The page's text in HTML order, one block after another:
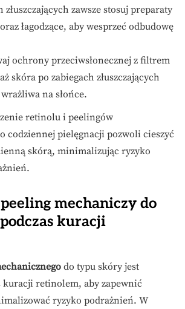
złuszczających zawsze stosuj preparaty
łagodzące, aby wesprzeć odbudowę
ochrony przeciwsłonecznej z filtrem
skóra po zabiegach złuszczających
na słońce.
retinolu i peelingów
codziennej pielęgnacji pozwoli cieszyć
skórą, minimalizując ryzyko
mechaniczy do
kuracji
do typu skóry jest
kuracji retinolem, aby zapewnić
ryzyko podrażnień. W